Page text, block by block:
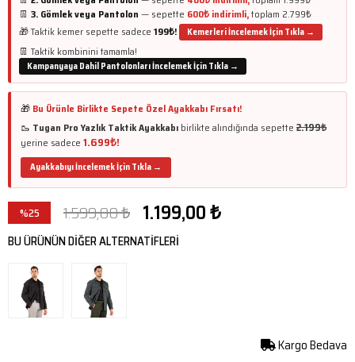
👖 3. Gömlekveya Pantolon — sepette 600₺ indirimli,toplam 2.799₺
🎁 Taktik kemer sepette sadece 199₺! Kemerleri İncelemek İçin Tıkla →
👖 Taktik kombinini tamamla!
Kampanyaya Dahil Pantolonları İncelemek İçin Tıkla →
🎁 Bu Ürünle Birlikte Sepete Özel Ayakkabı Fırsatı!
🥾 Tugan Pro Yazlık Taktik Ayakkabı birlikte alındığında sepette 2.199₺
yerine sadece 1.699₺!
Ayakkabıyı İncelemek İçin Tıkla →
%25
İndirim
1.599,00 ₺ 1.199,00 ₺
BU ÜRÜNÜN DİĞER ALTERNATİFLERİ
Kargo Bedava